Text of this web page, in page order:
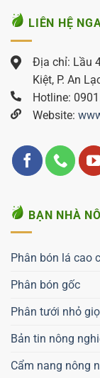
LIÊN HỆ
Địa chỉ: Lầu
Kiệt, P. An
Hotline:
Website:
BẠN NHÀ
Phân bón lá cao
Phân bón gốc
Phân tưới nhỏ
Bản tin nông
Cẩm nang nông